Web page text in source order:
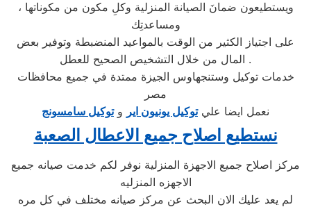
ويستطيعون ضمانَ الصيانة المنزلية وكلِ مكون من مكوناتها ،
ومساعدتِك
على اجتياز الكثير من الوقت بالمواعيد المنضبطة وتوفير بعض
المال من خلال التشخيص الصحيح للعطل .
خدمات توكيل وستنجهاوس الجيزة ممتدة في جميع محافظات
مصر
نعمل ايضا عليتوكيل يونيون اير وتوكيل سامسونج
نستطيع اصلاح جميع الاعطال الصعبة
مركز اصلاح جميع الاجهزة المنزلية نوفر لكم خدمت صيانه جميع
الاجهزه المنزليه
لم يعد عليك الان البحث عن مركز صيانه مختلف في كل مره